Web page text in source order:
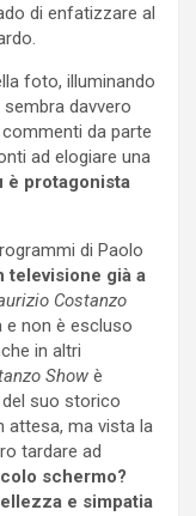
di enfatizzare al
foto, illuminando
davvero
da parte
ad elogiare una
è protagonista
di Paolo
televisione già a
Costanzo
e non è escluso
in altri
Show è
suo storico
attesa, ma vista la
tardare ad
schermo?
e simpatia